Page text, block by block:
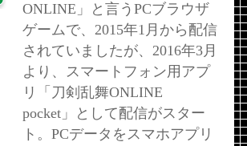
ONLINE」と言うPCブラウザ
ゲームで、2015年1月から配信
されていましたが、2016年3月
より、スマートフォン用アプ
リ「刀剣乱舞ONLINE
pocket」として配信がスター
ト。PCデータをスマホアプリ